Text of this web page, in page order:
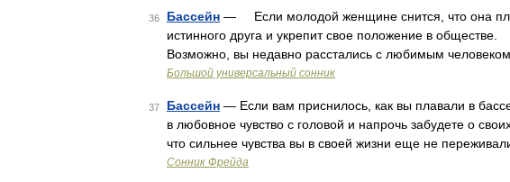
36 Бассейн — Если молодой женщине снится, что она
истинного друга и укрепит свое положение в
Возможно, вы недавно расстались с любимым
Большой универсальный сонник
37 Бассейн — Если вам приснилось, как вы плавали в
в любовное чувство с головой и напрочь забудете о
что сильнее чувства вы в своей жизни еще не
Cонник Фрейда